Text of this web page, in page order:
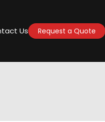
Us Request a Quote